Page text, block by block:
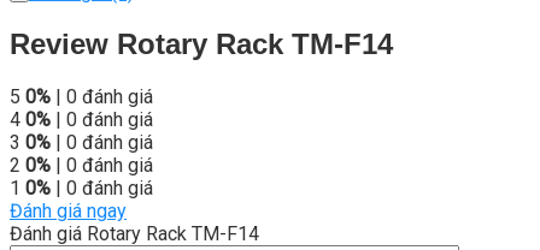
Review Rotary Rack TM-F14
5 0% | 0 đánh giá
4 0% | 0 đánh giá
3 0% | 0 đánh giá
2 0% | 0 đánh giá
1 0% | 0 đánh giá
Đánh giá ngay
Đánh giá Rotary Rack TM-F14